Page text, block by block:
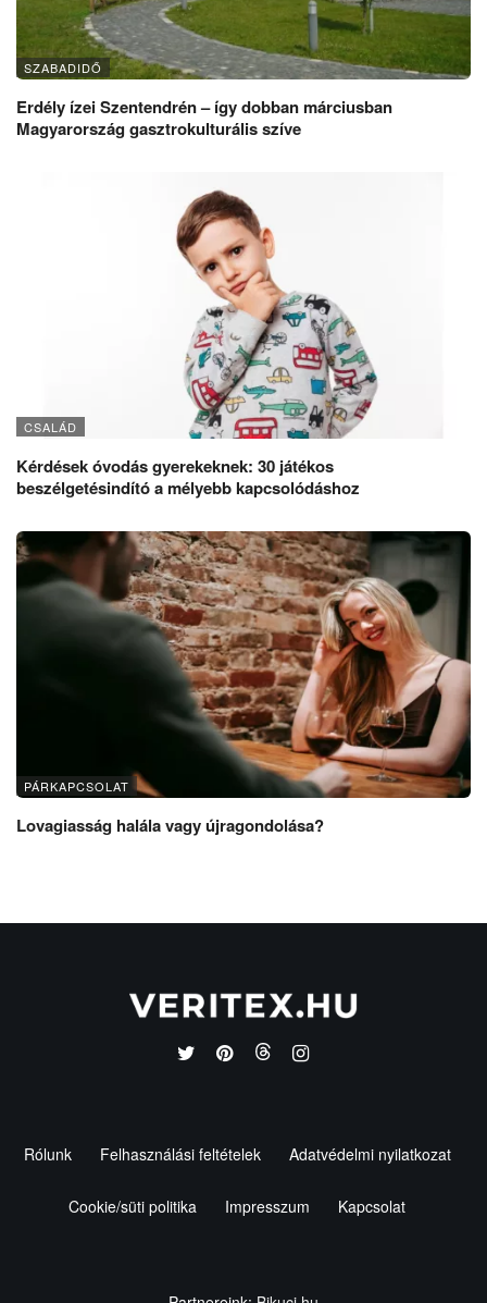
SZABADIDŐ
Erdély ízei Szentendrén – így dobban márciusban
Magyarország gasztrokulturális szíve
CSALÁD
Kérdések óvodás gyerekeknek: 30 játékos
beszélgetésindító a mélyebb kapcsolódáshoz
PÁRKAPCSOLAT
Lovagiasság halála vagy újragondolása?
Rólunk Felhasználási feltételek Adatvédelmi nyilatkozat
Cookie/süti politika Impresszum Kapcsolat